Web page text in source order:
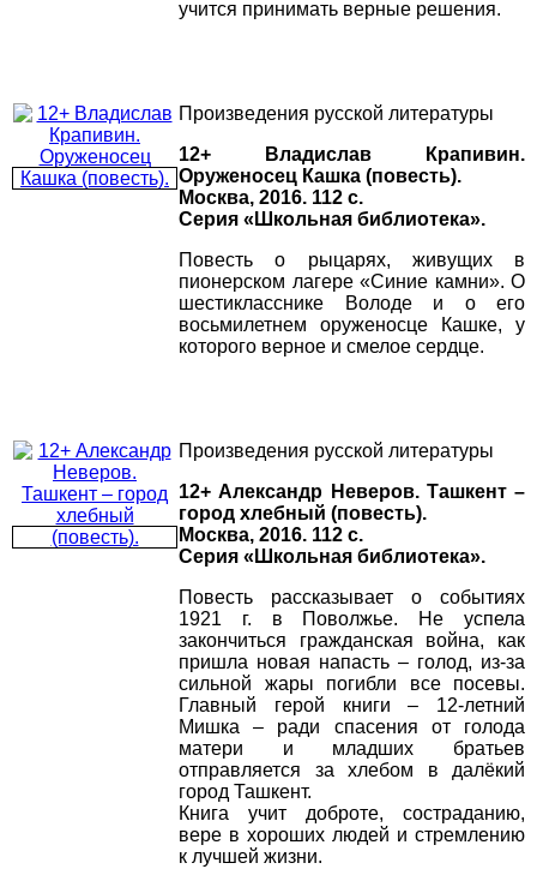
учится принимать верные решения.
Произведения русской литературы
12+ Владислав Крапивин.
Оруженосец Кашка (повесть).
Москва, 2016. 112 с.
Серия «Школьная библиотека».
Повесть о рыцарях, живущих в
пионерском лагере «Синие камни». О
шестикласснике Володе и о его
восьмилетнем оруженосце Кашке, у
которого верное и смелое сердце.
Произведения русской литературы
12+ Александр Неверов. Ташкент –
город хлебный (повесть).
Москва, 2016. 112 с.
Серия «Школьная библиотека».
Повесть рассказывает о событиях
1921 г. в Поволжье. Не успела
закончиться гражданская война, как
пришла новая напасть – голод, из-за
сильной жары погибли все посевы.
Главный герой книги – 12-летний
Мишка – ради спасения от голода
матери и младших братьев
отправляется за хлебом в далёкий
город Ташкент.
Книга учит доброте, состраданию,
вере в хороших людей и стремлению
к лучшей жизни.